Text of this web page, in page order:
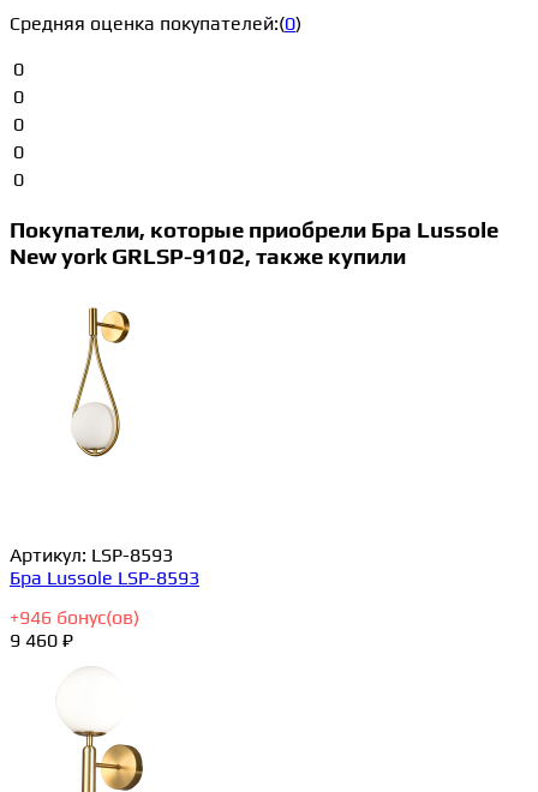
Средняя оценка покупателей:(0)
0
0
0
0
0
Покупатели, которые приобрели Бра Lussole
New york GRLSP-9102, также купили
Артикул: LSP-8593
Бра Lussole LSP-8593
+946 бонус(ов)
9 460 ₽